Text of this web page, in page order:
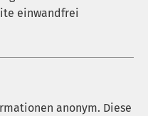
einwandfrei
anonym. Diese